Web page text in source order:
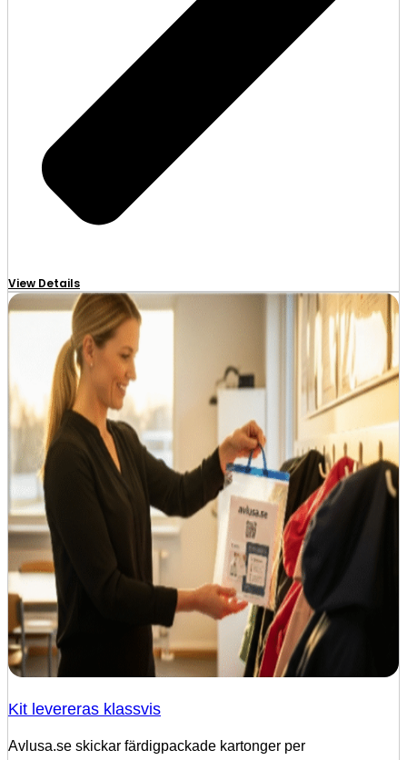
View Details
Kit levereras klassvis
Avlusa.se skickar färdigpackade kartonger per